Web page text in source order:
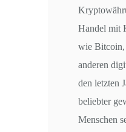
Handel mit
wie Bitcoin,
anderen
den letzten
beliebter
Menschen